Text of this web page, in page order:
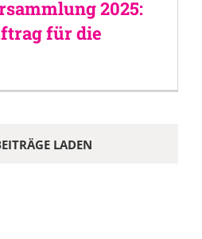
2025:
für die
LADEN